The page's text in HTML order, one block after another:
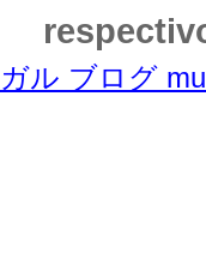
ル ブログ